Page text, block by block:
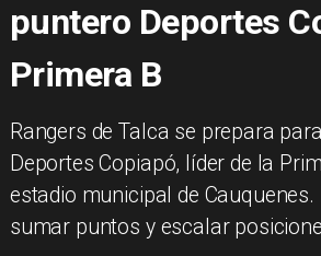
puntero Deportes
Primera B
Rangers de Talca se prepara
Deportes Copiapó, líder de la
estadio municipal de
sumar puntos y escalar